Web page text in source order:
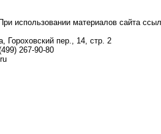
использовании материалов сайта
Гороховский пер., 14, стр. 2
267-90-80